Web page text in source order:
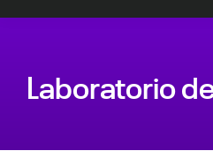
Laboratorio